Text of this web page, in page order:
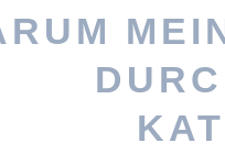
Vernähte
Stöbere nach